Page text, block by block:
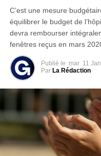
C’est une mesure
équilibrer le budget de
devra rembourser
fenêtres reçus en mars
Publié le mar 11
Par La Rédaction